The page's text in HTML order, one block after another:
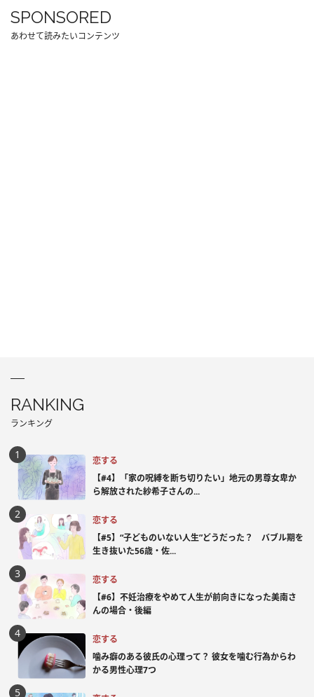
SPONSORED
あわせて読みたいコンテンツ
RANKING
ランキング
恋する
【#4】「家の呪縛を断ち切りたい」地元の男尊女卑か
ら解放された紗希子さんの...
恋する
【#5】“子どものいない人生”どうだった？ バブル期を
生き抜いた56歳・佐...
恋する
【#6】不妊治療をやめて人生が前向きになった美南さ
んの場合・後編
恋する
噛み癖のある彼氏の心理って？ 彼女を噛む行為からわ
かる男性心理7つ